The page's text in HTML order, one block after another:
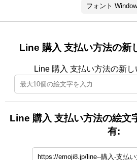
フォント
Line 購入 支払い方法の
Line 購入 支払い方法の新
Line 購入 支払い方法の絵文字を友達や家族と共
有: